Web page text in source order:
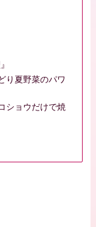
り夏野菜のパワ
ショウだけで焼